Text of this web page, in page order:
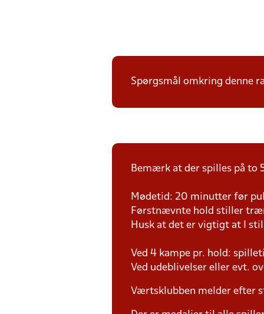
Spørgsmål omkring denne
Bemærk at der spilles på to
Mødetid: 20 minutter før
Førstnævnte hold stiller
Husk at det er vigtigt at I
Ved 4 kampe pr. hold:
Ved udeblivelser eller evt.
Værtsklubben melder efter